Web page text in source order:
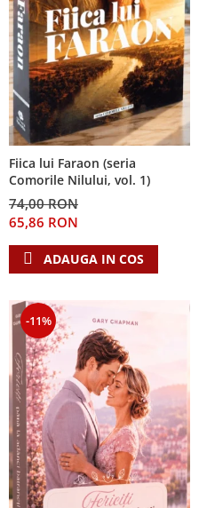
Fiica lui Faraon (seria
Comorile Nilului, vol. 1)
74,00 RON
65,86 RON
ADAUGA IN COS
-11%